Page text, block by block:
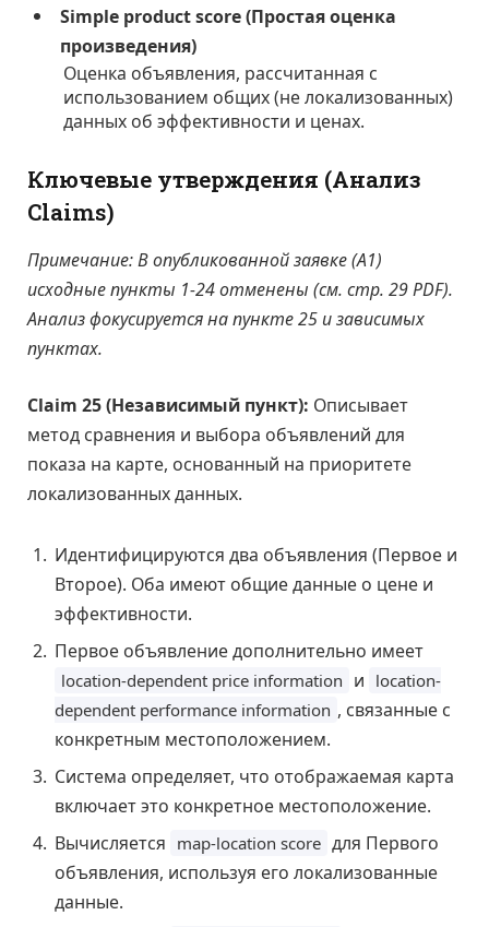
Simple product score (Простая оценка
произведения)
Оценка объявления, рассчитанная с
использованием общих (не локализованных)
данных об эффективности и ценах.
Ключевые утверждения (Анализ
Claims)
Примечание: В опубликованной заявке (A1)
исходные пункты 1-24 отменены (см. стр. 29 PDF).
Анализ фокусируется на пункте 25 и зависимых
пунктах.
Claim 25 (Независимый пункт): Описывает
метод сравнения и выбора объявлений для
показа на карте, основанный на приоритете
локализованных данных.
Идентифицируются два объявления (Первое и
Второе). Оба имеют общие данные о цене и
эффективности.
Первое объявление дополнительно имеет
location-dependent price information и location-
dependent performance information , связанные с
конкретным местоположением.
Система определяет, что отображаемая карта
включает это конкретное местоположение.
Вычисляется map-location score для Первого
объявления, используя его локализованные
данные.